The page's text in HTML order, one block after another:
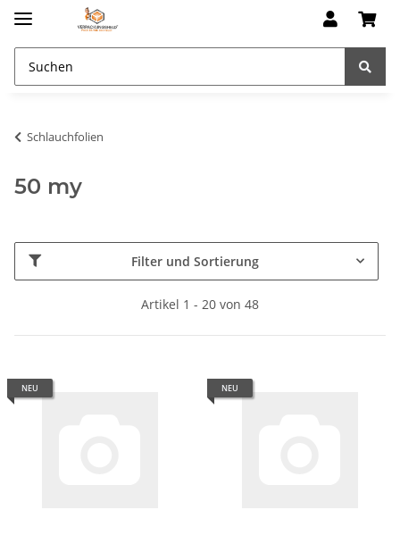
Schlauchfolien
50 my
Filter und Sortierung
Artikel 1 - 20 von 48
NEU NEU